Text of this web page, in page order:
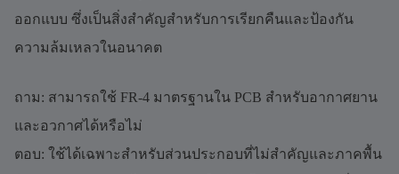
ออกแบบ ซึ่งเป็นสิ่งสำคัญสำหรับการเรียกคืนและป้องกัน
ความล้มเหลวในอนาคต
ถาม: สามารถใช้ FR-4 มาตรฐานใน PCB สำหรับอากาศยาน
และอวกาศได้หรือไม่
ตอบ: ใช้ได้เฉพาะสำหรับส่วนประกอบที่ไม่สำคัญและภาคพื้น